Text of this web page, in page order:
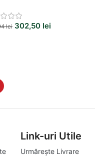
design
lei 302,50 lei
Link-uri Utile
Urmărește Livrare